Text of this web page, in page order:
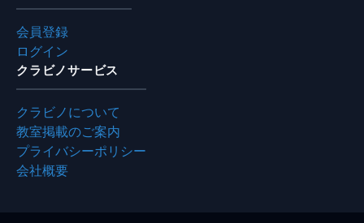
会員登録
ログイン
クラビノサービス
クラビノについて
教室掲載のご案内
プライバシーポリシー
会社概要